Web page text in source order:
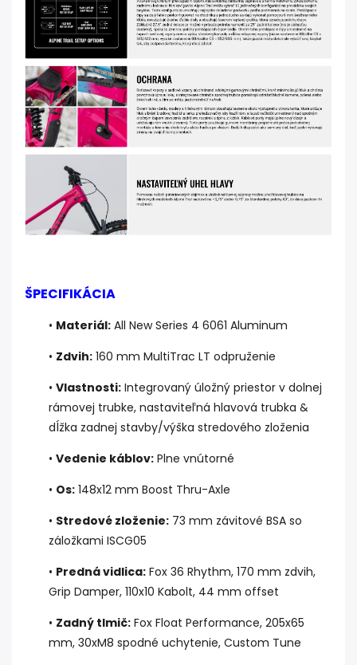
ŠPECIFIKÁCIA
• Materiál: All New Series 4 6061 Aluminum
• Zdvih: 160 mm MultiTrac LT odpruženie
• Vlastnosti: Integrovaný úložný priestor v dolnej
rámovej trubke, nastaviteľná hlavová trubka &
dĺžka zadnej stavby/výška stredového zloženia
• Vedenie káblov: Plne vnútorné
• Os: 148x12 mm Boost Thru-Axle
• Stredové zloženie: 73 mm závitové BSA so
záložkami ISCG05
• Predná vidlica: Fox 36 Rhythm, 170 mm zdvih,
Grip Damper, 110x10 Kabolt, 44 mm offset
• Zadný tlmič: Fox Float Performance, 205x65
mm, 30xM8 spodné uchytenie, Custom Tune